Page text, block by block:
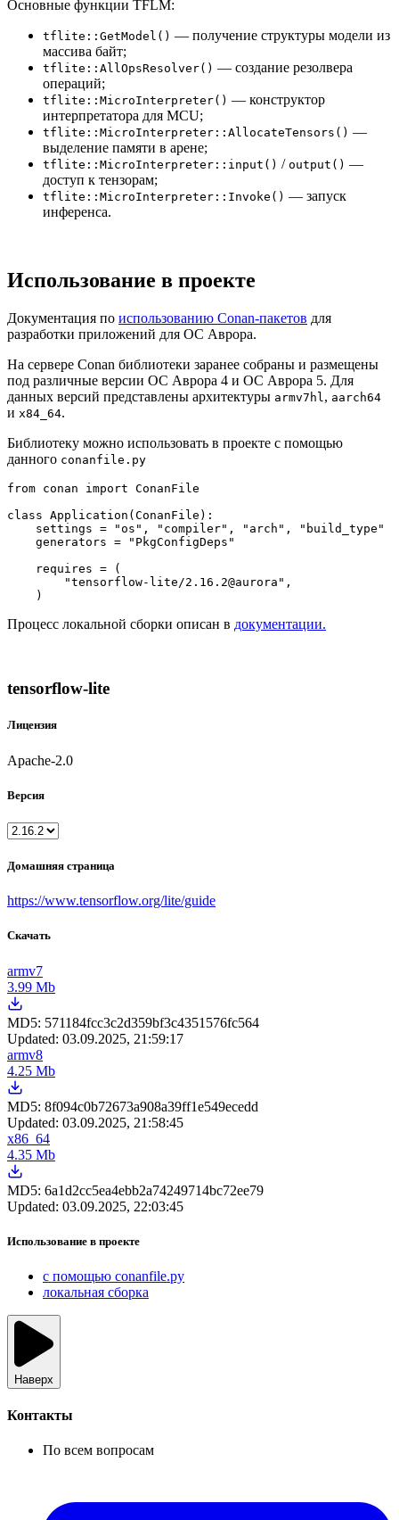
Основные функции TFLM:
tflite::GetModel() — получение структуры модели из
массива байт;
tflite::AllOpsResolver() — создание резолвера
операций;
tflite::MicroInterpreter() — конструктор
интерпретатора для MCU;
tflite::MicroInterpreter::AllocateTensors() —
выделение памяти в арене;
tflite::MicroInterpreter::input() / output() —
доступ к тензорам;
tflite::MicroInterpreter::Invoke() — запуск
инференса.
Использование в проекте
Документация по использованию Conan-пакетов для
разработки приложений для ОС Аврора.
На сервере Conan библиотеки заранее собраны и размещены
под различные версии ОС Аврора 4 и ОC Аврора 5. Для
данных версий представлены архитектуры armv7hl , aarch64
и x84_64.
Библиотеку можно использовать в проекте с помощью
данного conanfile.py
from conan import ConanFile
class Application (ConanFile ):
    settings =
"os" , "compiler" , "arch" ,
"build_type"
    generators =
"PkgConfigDeps"
    requires = (
"tensorflow-lite/2.16.2@aurora" ,
Процесс локальной сборки описан в документации.
tensorflow-lite
Лицензия
Apache-2.0
Версия
Домашняя страница
https://www.tensorflow.org/lite/guide
Скачать
armv7
3.99 Mb
MD5: 571184fcc3c2d359bf3c4351576fc564
Updated: 03.09.2025, 21:59:17
armv8
4.25 Mb
MD5: 8f094c0b72673a908a39ff1e549ecedd
Updated: 03.09.2025, 21:58:45
x86_64
4.35 Mb
MD5: 6a1d2cc5ea4ebb2a74249714bc72ee79
Updated: 03.09.2025, 22:03:45
Использование в проекте
с помощью conanfile.py
локальная сборка
Наверх
Контакты
По всем вопросам